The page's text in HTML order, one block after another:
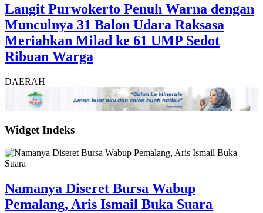
Langit Purwokerto Penuh Warna dengan
Munculnya 31 Balon Udara Raksasa
Meriahkan Milad ke 61 UMP Sedot
Ribuan Warga
DAERAH
Widget Indeks
Namanya Diseret Bursa Wabup
Pemalang, Aris Ismail Buka Suara